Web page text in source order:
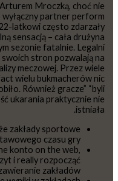
Mroczką, choć nie
wyłączny partner perform
latkowi często zdarzały
sensacją – cała drużyna
sezonie fatalnie. Legalni
stron pozwalają na
meczowej. Przez wiele
wielu bukmacherów nic
Również gracze” “byli
ukarania praktycznie nie
istniała.
zakłady sportowe
czasu gry.
konto on the web,
i really rozpocząć
zakładów.